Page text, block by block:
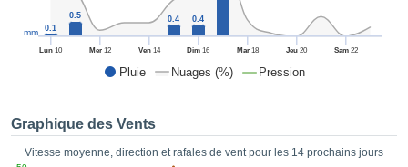
de
sur
Pluie Nuages (%) Pression
Lun 10 Mer12 Ven14 Dim 16 Mar18 Jeu 20 Sam22
mm 0.1
0.5 0.4 0.4
Graphique des Vents
Vitesse moyenne, direction et rafales de vent pour les 14 prochains jours